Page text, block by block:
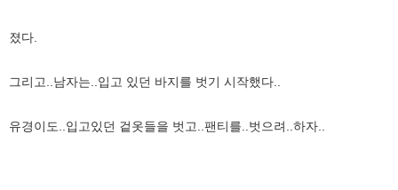
졌다.
그리고..남자는..입고 있던 바지를 벗기 시작했다..
유경이도..입고있던 겉옷들을 벗고..팬티를..벗으려..하자..